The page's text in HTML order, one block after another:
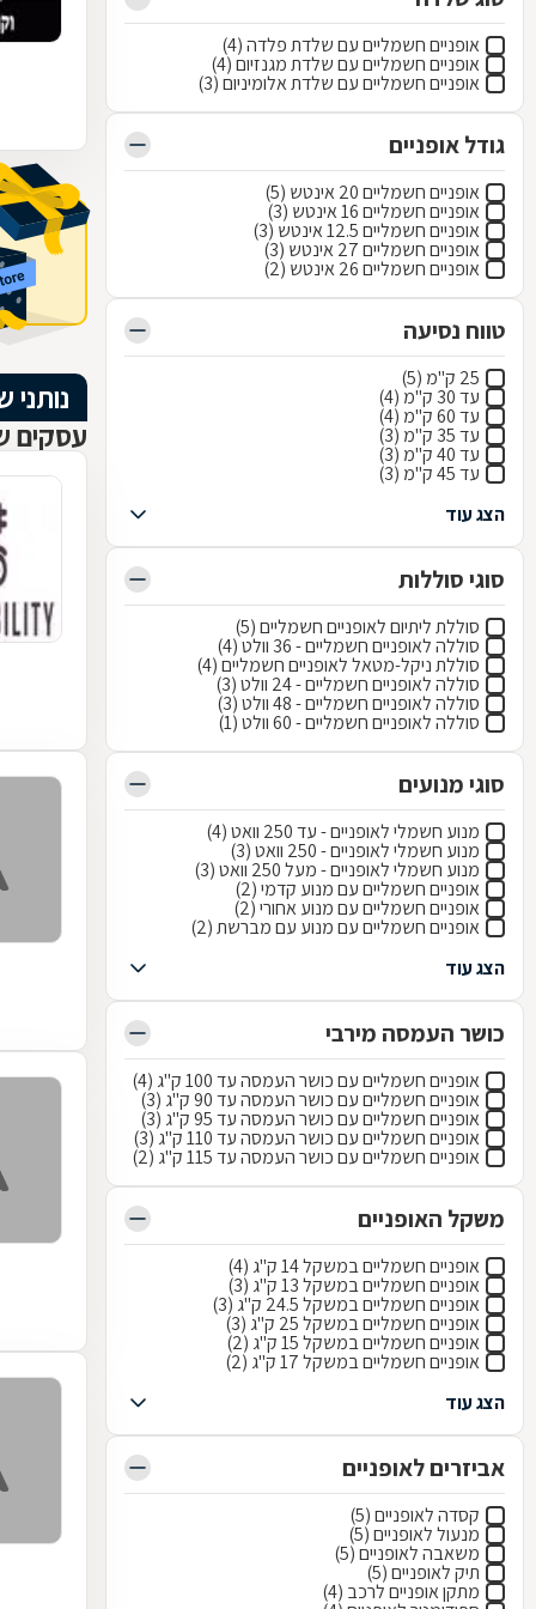
אופניים חשמליים עם שלדת פלדה (4)
אופניים חשמליים עם שלדת מגנזיום (4)
אופניים חשמליים עם שלדת אלומיניום (3)
גודל אופניים
אופניים חשמליים 20 אינטש (5)
אופניים חשמליים 16 אינטש (3)
אופניים חשמליים 12.5 אינטש (3)
אופניים חשמליים 27 אינטש (3)
אופניים חשמליים 26 אינטש (2)
טווח נסיעה
25 ק"מ (5)
עד 30 ק"מ (4)
עד 60 ק"מ (4)
עד 35 ק"מ (3)
עד 40 ק"מ (3)
עד 45 ק"מ (3)
הצג עוד
סוגי סוללות
סוללת ליתיום לאופניים חשמליים (5)
סוללה לאופניים חשמליים - 36 וולט (4)
סוללת ניקל-מטאל לאופניים חשמליים (4)
סוללה לאופניים חשמליים - 24 וולט (3)
סוללה לאופניים חשמליים - 48 וולט (3)
סוללה לאופניים חשמליים - 60 וולט (1)
סוגי מנועים
מנוע חשמלי לאופניים - עד 250 וואט (4)
מנוע חשמלי לאופניים - 250 וואט (3)
מנוע חשמלי לאופניים - מעל 250 וואט (3)
אופניים חשמליים עם מנוע קדמי (2)
אופניים חשמליים עם מנוע אחורי (2)
אופניים חשמליים עם מנוע עם מברשת (2)
הצג עוד
כושר העמסה מירבי
אופניים חשמליים עם כושר העמסה עד 100 ק"ג (4)
אופניים חשמליים עם כושר העמסה עד 90 ק"ג (3)
אופניים חשמליים עם כושר העמסה עד 95 ק"ג (3)
אופניים חשמליים עם כושר העמסה עד 110 ק"ג (3)
אופניים חשמליים עם כושר העמסה עד 115 ק"ג (2)
משקל האופניים
אופניים חשמליים במשקל 14 ק"ג (4)
אופניים חשמליים במשקל 13 ק"ג (3)
אופניים חשמליים במשקל 24.5 ק"ג (3)
אופניים חשמליים במשקל 25 ק"ג (3)
אופניים חשמליים במשקל 15 ק"ג (2)
אופניים חשמליים במשקל 17 ק"ג (2)
הצג עוד
אביזרים לאופניים
קסדה לאופניים (5)
מנעול לאופניים (5)
משאבה לאופניים (5)
תיק לאופניים (5)
מתקן אופניים לרכב (4)
נותני
עסקים